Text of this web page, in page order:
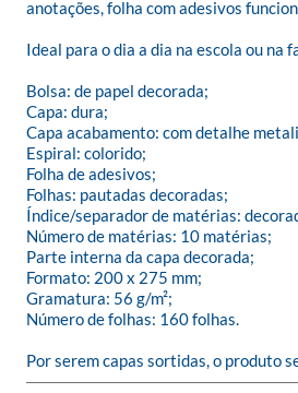
anotações, folha com adesivos
Ideal para o dia a dia na escola ou na
Bolsa: de papel decorada;
Capa: dura;
Capa acabamento: com detalhe
Espiral: colorido;
Folha de adesivos;
Folhas: pautadas decoradas;
Índice/separador de matérias:
Número de matérias: 10 matérias;
Parte interna da capa decorada;
Formato: 200 x 275 mm;
Gramatura: 56 g/m²;
Número de folhas: 160 folhas.
Por serem capas sortidas, o produto